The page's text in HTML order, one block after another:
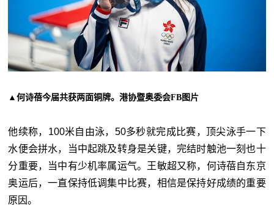
▲何诗蓓今届共获两面铜牌。港协暨奥委会FB图片
他续称，100米自由泳，50多秒就完成比赛，顶尖泳手一下
水便会拼水，当中起跳及转身是关键，完结时触池一刻也十
分重要，当中有少机率属运气。王敏超又称，何诗蓓自东京
奥运后，一直保持低调集中比赛，相信是保持好成绩的重要
原因。